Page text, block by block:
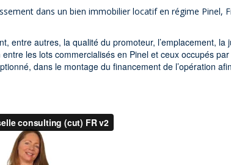
dans un bien immobilier locatif en régime Pinel,
entre autres, la qualité du promoteur, l’emplacement,
les lots commercialisés en Pinel et ceux occupés
dans le montage du financement de l’opération